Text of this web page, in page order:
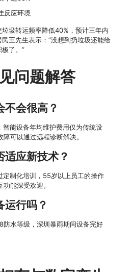
反应环境
圾转运频率降低40%，预计三年内
王先生表示：“没想到扔垃圾还能给
了。”
问题解答
不会很高？
智能设备年均维护费用仅为传统设
可以通过远程诊断解决。
适应新技术？
定制化培训，55岁以上员工的操作
能深受欢迎。
运行吗？
防水等级，深圳暴雨期间设备完好